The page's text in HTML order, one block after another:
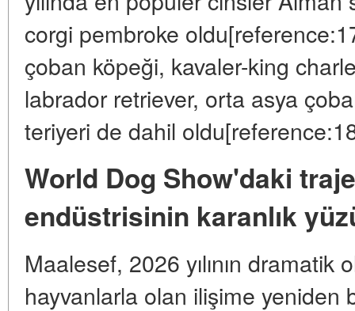
corgi pembroke
çoban köpeği, kavaler-king
labrador retriever, orta asya
teriyeri de dahil
World Dog Show'daki
endüstrisinin karanlık
Maalesef, 2026 yılının dramatik
hayvanlarla olan ilişime yeniden